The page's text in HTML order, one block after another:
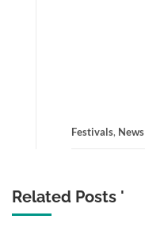
Festivals, News
Related Posts '